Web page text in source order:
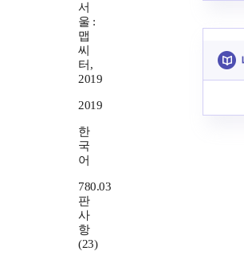
서
울 :
맵
씨
터,
2019
2019
한
국
어
780.03
판
사
항
(23)